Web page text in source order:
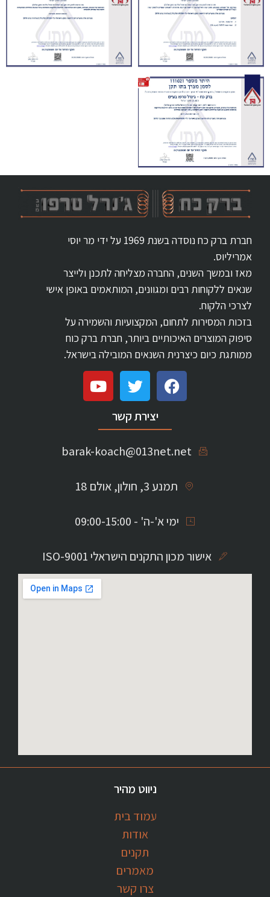
חברת ברק כח נוסדה בשנת 1969 על ידי מר יוסי
אמריליוס.
מאז ובמשך השנים, החברה מצליחה לתכנן ולייצר
שנאים ללקוחות רבים ומגוונים, המותאמים באופן אישי
לצרכי הלקוח.
בזכות המסירות לתחום, המקצועיות והשמירה על
סיפוק המוצרים האיכותיים ביותר, חברת ברק כוח
ממותגת כיום כיצרנית השנאים המובילה בישראל.
יצירת קשר
barak-koach@013net.net
תמנע 3, חולון, אולם 18
ימי א'-ה' - 09:00-15:00
אישור מכון התקנים הישראלי ISO-9001
ניווט מהיר
עמוד בית
אודות
תקנים
מאמרים
צרו קשר